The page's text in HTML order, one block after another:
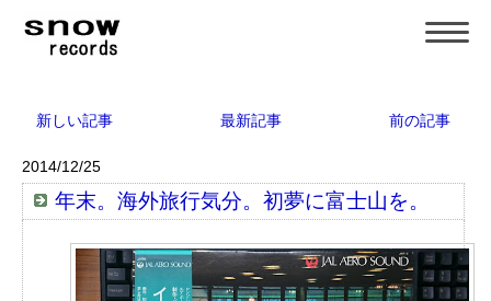
新しい記事 最新記事 前の記事
2014/12/25
年末。海外旅行気分。初夢に富士山を。